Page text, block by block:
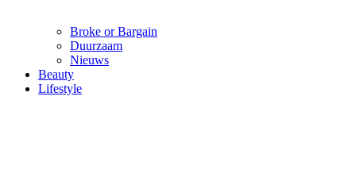
Broke or Bargain
Duurzaam
Nieuws
Beauty
Lifestyle